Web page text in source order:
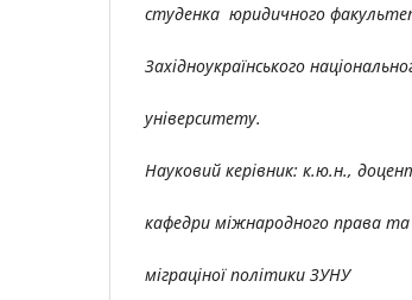
студенка юридичного
Західноукраїнського
університету.
Науковий керівник: к.ю.н.,
кафедри міжнародного права та
міграціної політики ЗУНУ